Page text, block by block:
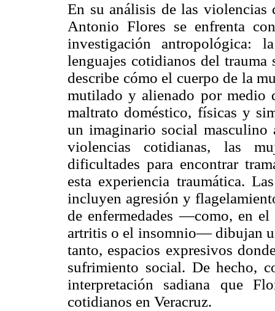
En su análisis de las violencias
Antonio Flores se enfrenta
investigación antropológica:
lenguajes cotidianos del
describe cómo el cuerpo de la
mutilado y alienado por medio
maltrato doméstico, físicas y
un imaginario social masculino
violencias cotidianas, las
dificultades para encontrar
esta experiencia traumática.
incluyen agresión y
de enfermedades —como, en
artritis o el insomnio— dibujan
tanto, espacios expresivos
sufrimiento social. De hecho,
interpretación sadiana que
cotidianos en Veracruz.